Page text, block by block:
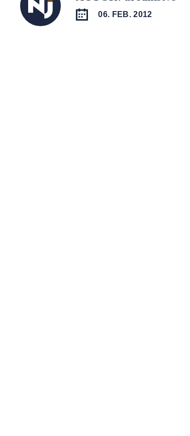
06. FEB. 2012